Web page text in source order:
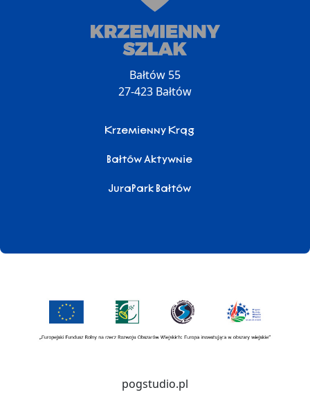
Bałtów 55
27-423 Bałtów
Krzemienny Krąg
Bałtów Aktywnie
JuraPark Bałtów
pogstudio.pl